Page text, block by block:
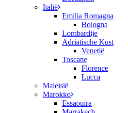
Italië
Emilia Romagna
Bologna
Lombardije
Adriatische Kust
Venetië
Toscane
Florence
Lucca
Maleisië
Marokko
Essaouira